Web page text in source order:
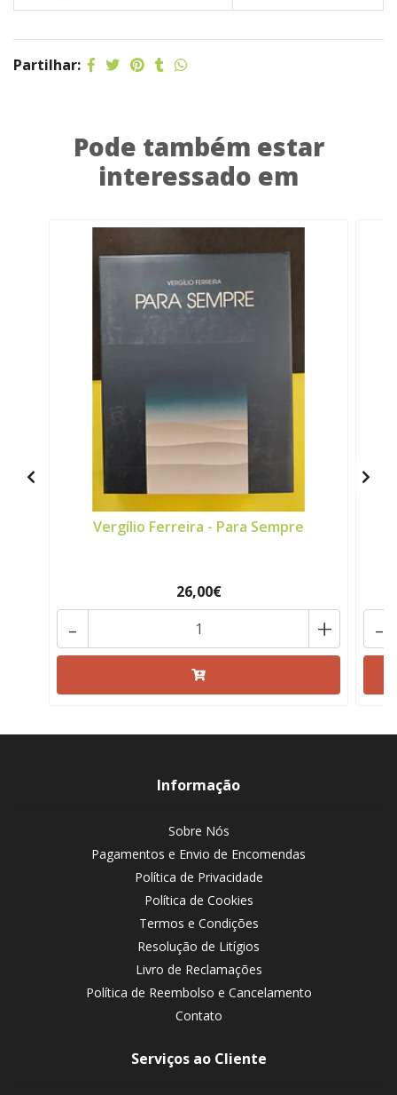
Partilhar:
Pode também estar
interessado em
Vergílio Ferreira - Para Sempre
26,00€
+
- -
Informação
Sobre Nós
Pagamentos e Envio de Encomendas
Política de Privacidade
Política de Cookies
Termos e Condições
Resolução de Litígios
Livro de Reclamações
Política de Reembolso e Cancelamento
Contato
Serviços ao Cliente